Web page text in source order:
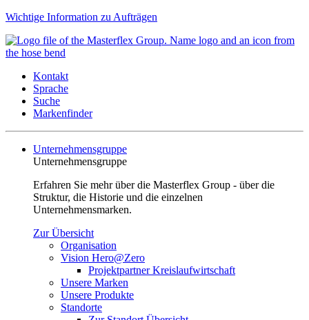
Wichtige Information zu Aufträgen
Kontakt
Sprache
Suche
Markenfinder
Unternehmensgruppe
Unternehmensgruppe
Erfahren Sie mehr über die Masterflex Group - über die
Struktur, die Historie und die einzelnen
Unternehmensmarken.
Zur Übersicht
Organisation
Vision Hero@Zero
Projektpartner Kreislaufwirtschaft
Unsere Marken
Unsere Produkte
Standorte